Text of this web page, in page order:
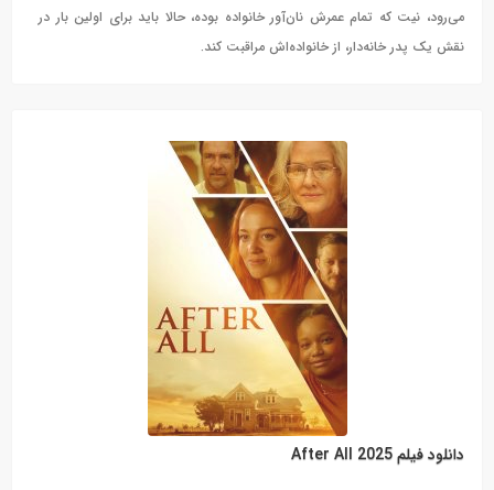
می‌رود، نیت که تمام عمرش نان‌آور خانواده بوده، حالا باید برای اولین بار در
نقش یک پدر خانه‌دار، از خانواده‌اش مراقبت کند.
دانلود فیلم After All 2025